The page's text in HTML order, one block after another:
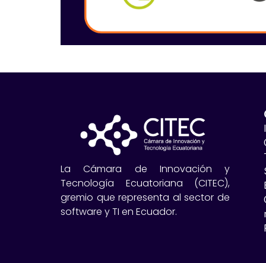
La Cámara de Innovación y
Tecnología Ecuatoriana (CITEC),
gremio que representa al sector de
software y TI en Ecuador.